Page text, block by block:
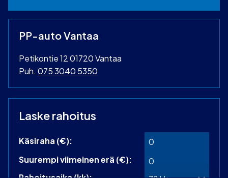
PP-auto Vantaa
Petikontie 12 01720 Vantaa
Puh. 075 3040 5350
Laske rahoitus
Käsiraha (€):
Suurempi viimeinen erä (€):